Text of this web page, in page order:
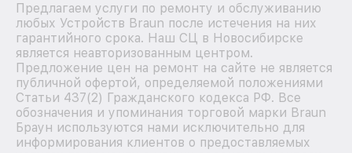
Предлагаем услуги по ремонту и обслуживанию
любых Устройств Braun после истечения на них
гарантийного срока. Наш СЦ в Новосибирске
является неавторизованным центром.
Предложение цен на ремонт на сайте не является
публичной офертой, определяемой положениями
Статьи 437(2) Гражданского кодекса РФ. Все
обозначения и упоминания торговой марки Braun
Браун используются нами исключительно для
информирования клиентов о предоставляемых